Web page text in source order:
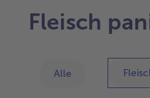
Fleisch
Alle